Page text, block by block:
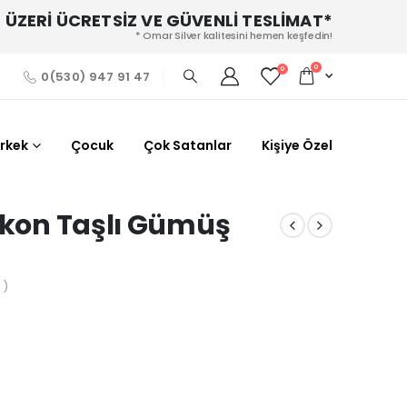
ÜCRETSİZ VE GÜVENLİ TESLİMAT*
* Omar Silver kalitesini hemen keşfedin!
0(530) 947 91 47 0 0
Çocuk Çok Satanlar Kişiye Özel
Taşlı Gümüş
)